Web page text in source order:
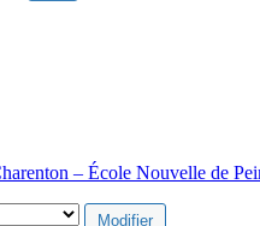
– École Nouvelle de